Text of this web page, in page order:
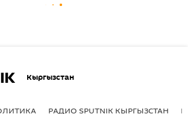
Кыргызстан
РАДИО SPUTNIK КЫРГЫЗСТАН